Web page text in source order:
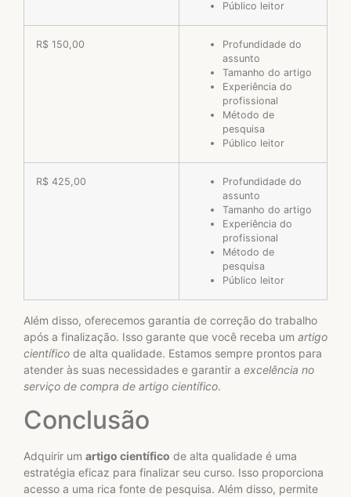
Público leitor
R$ 150,00
Profundidade do
assunto
Tamanho do artigo
Experiência do
profissional
Método de
pesquisa
Público leitor
R$ 425,00
Profundidade do
assunto
Tamanho do artigo
Experiência do
profissional
Método de
pesquisa
Público leitor
Além disso, oferecemos garantia de correção do trabalho
após a finalização. Isso garante que você receba um artigo
científico de alta qualidade. Estamos sempre prontos para
atender às suas necessidades e garantir a excelência no
serviço de compra de artigo científico.
Conclusão
Adquirir um artigo científico de alta qualidade é uma
estratégia eficaz para finalizar seu curso. Isso proporciona
acesso a uma rica fonte de pesquisa. Além disso, permite